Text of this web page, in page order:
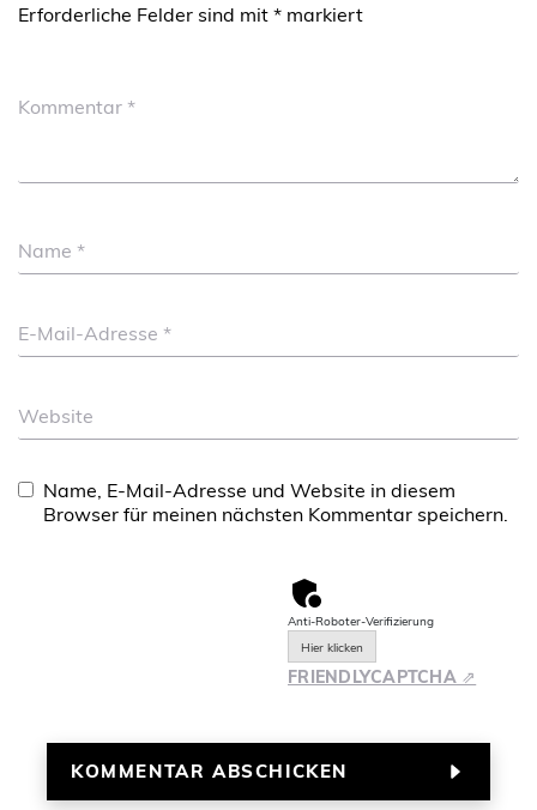
Erforderliche Felder sind mit * markiert
Kommentar *
Name *
E-Mail-Adresse *
Website
Name, E-Mail-Adresse und Website in diesem
Browser für meinen nächsten Kommentar speichern.
Anti-Roboter-Verifizierung
Hier klicken
FRIENDLYCAPTCHA ⇗